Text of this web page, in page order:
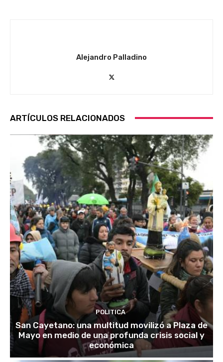
Alejandro Palladino
ARTÍCULOS RELACIONADOS
POLITICA
San Cayetano: una multitud movilizó a Plaza de
Mayo en medio de una profunda crisis social y
económica